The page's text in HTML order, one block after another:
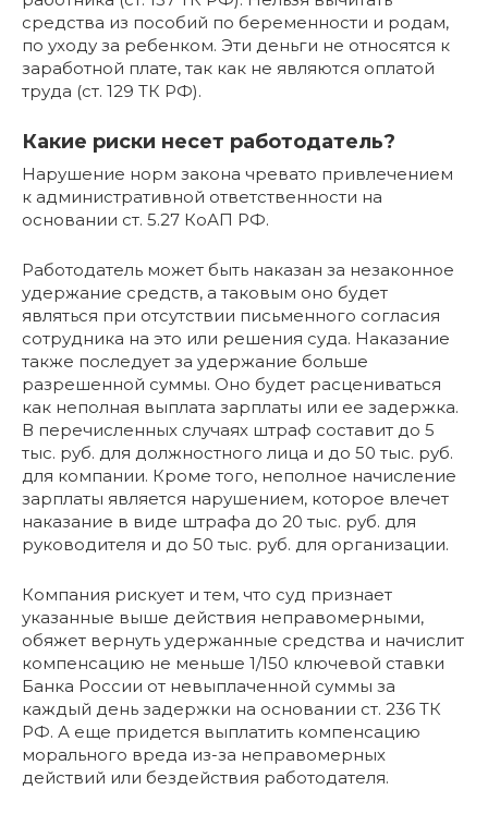
средства из пособий по беременности и родам,
по уходу за ребенком. Эти деньги не относятся к
заработной плате, так как не являются оплатой
труда (ст. 129 ТК РФ).
Какие риски несет работодатель?
Нарушение норм закона чревато привлечением
к административной ответственности на
основании ст. 5.27 КоАП РФ.
Работодатель может быть наказан за незаконное
удержание средств, а таковым оно будет
являться при отсутствии письменного согласия
сотрудника на это или решения суда. Наказание
также последует за удержание больше
разрешенной суммы. Оно будет расцениваться
как неполная выплата зарплаты или ее задержка.
В перечисленных случаях штраф составит до 5
тыс. руб. для должностного лица и до 50 тыс. руб.
для компании. Кроме того, неполное начисление
зарплаты является нарушением, которое влечет
наказание в виде штрафа до 20 тыс. руб. для
руководителя и до 50 тыс. руб. для организации.
Компания рискует и тем, что суд признает
указанные выше действия неправомерными,
обяжет вернуть удержанные средства и начислит
компенсацию не меньше 1/150 ключевой ставки
Банка России от невыплаченной суммы за
каждый день задержки на основании ст. 236 ТК
РФ. А еще придется выплатить компенсацию
морального вреда из-за неправомерных
действий или бездействия работодателя.